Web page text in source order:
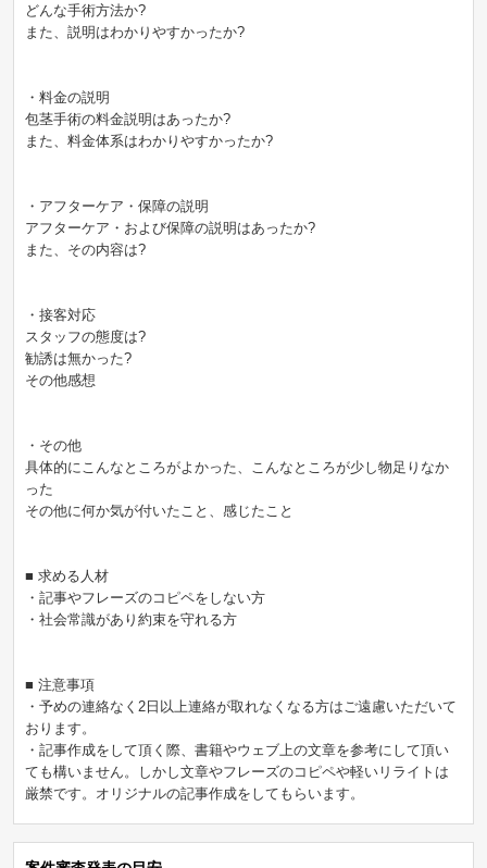
どんな手術方法か?
また、説明はわかりやすかったか?
・料金の説明
包茎手術の料金説明はあったか?
また、料金体系はわかりやすかったか?
・アフターケア・保障の説明
アフターケア・および保障の説明はあったか?
また、その内容は?
・接客対応
スタッフの態度は?
勧誘は無かった?
その他感想
・その他
具体的にこんなところがよかった、こんなところが少し物足りなか
った
その他に何か気が付いたこと、感じたこと
■ 求める人材
・記事やフレーズのコピペをしない方
・社会常識があり約束を守れる方
■ 注意事項
・予めの連絡なく2日以上連絡が取れなくなる方はご遠慮いただいて
おります。
・記事作成をして頂く際、書籍やウェブ上の文章を参考にして頂い
ても構いません。しかし文章やフレーズのコピペや軽いリライトは
厳禁です。オリジナルの記事作成をしてもらいます。